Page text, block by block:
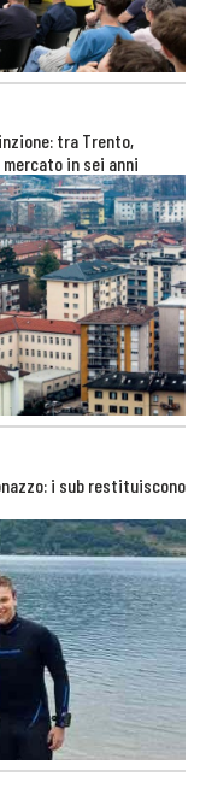
tra Trento,
mercato in sei anni
i sub restituiscono